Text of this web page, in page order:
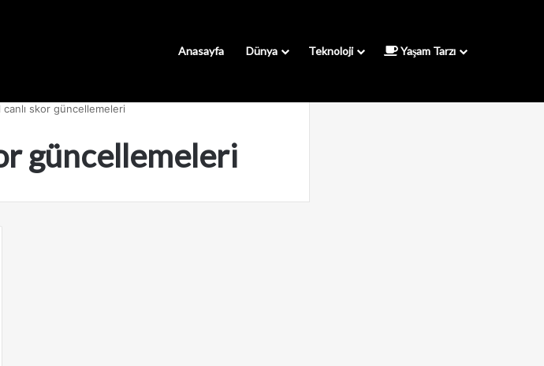
Anasayfa Dünya Teknoloji Yaşam Tarzı
canlı skor güncellemeleri
güncellemeleri